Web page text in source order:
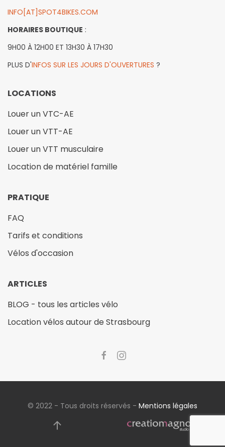
INFO[AT]SPOT4BIKES.COM
HORAIRES BOUTIQUE :
9H00 À 12H00 ET 13H30 À 17H30
PLUS D'INFOS SUR LES JOURS D'OUVERTURES ?
LOCATIONS
Louer un VTC-AE
Louer un VTT-AE
Louer un VTT musculaire
Location de matériel famille
PRATIQUE
FAQ
Tarifs et conditions
Vélos d'occasion
ARTICLES
BLOG - tous les articles vélo
Location vélos autour de Strasbourg
© 2022 - Tous droits réservés - Mentions légales